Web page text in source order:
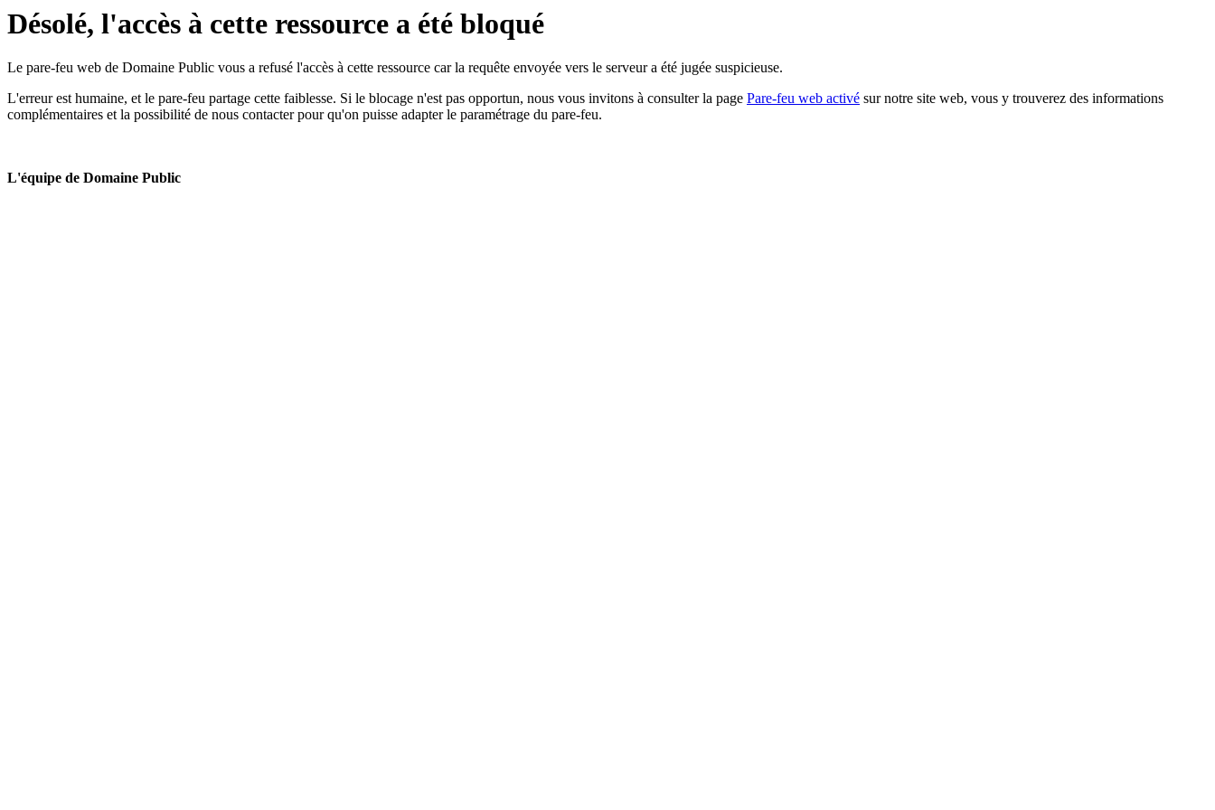
Désolé, l'accès à cette ressource a été bloqué
Le pare-feu web de Domaine Public vous a refusé l'accès à cette ressource car la requête envoyée vers le serveur a été jugée suspicieuse.
L'erreur est humaine, et le pare-feu partage cette faiblesse. Si le blocage n'est pas opportun, nous vous invitons à consulter la page Pare-feu web activé sur notre site web, vous y trouverez des informations
complémentaires et la possibilité de nous contacter pour qu'on puisse adapter le paramétrage du pare-feu.
L'équipe de Domaine Public